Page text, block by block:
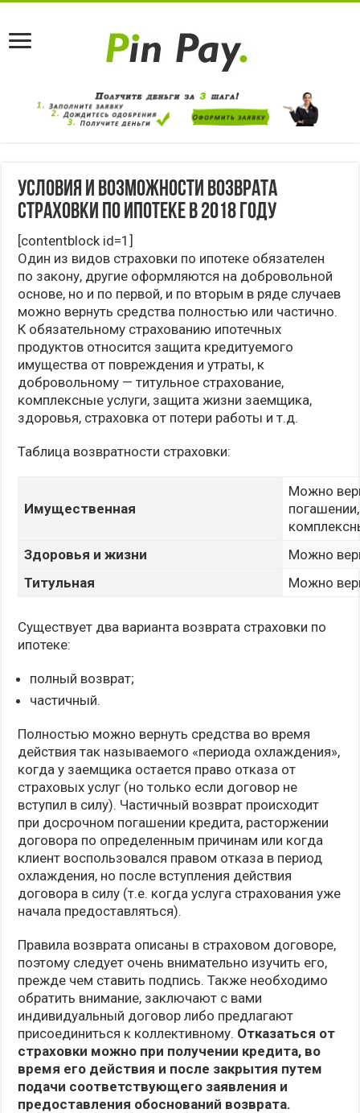
Условия и возможности возврата
страховки по ипотеке в 2018 году
[contentblock id=1]
Один из видов страховки по ипотеке обязателен
по закону, другие оформляются на добровольной
основе, но и по первой, и по вторым в ряде случаев
можно вернуть средства полностью или частично.
К обязательному страхованию ипотечных
продуктов относится защита кредитуемого
имущества от повреждения и утраты, к
добровольному — титульное страхование,
комплексные услуги, защита жизни заемщика,
здоровья, страховка от потери работы и т.д.
Таблица возвратности страховки:
Имущественная
Можно
Здоровья и жизни
Можно
Титульная
Можно
Существует два варианта возврата страховки по
ипотеке:
полный возврат;
частичный.
Полностью можно вернуть средства во время
действия так называемого «периода охлаждения»,
когда у заемщика остается право отказа от
страховых услуг (но только если договор не
вступил в силу). Частичный возврат происходит
при досрочном погашении кредита, расторжении
договора по определенным причинам или когда
клиент воспользовался правом отказа в период
охлаждения, но после вступления действия
договора в силу (т.е. когда услуга страхования уже
начала предоставляться).
Правила возврата описаны в страховом договоре,
поэтому следует очень внимательно изучить его,
прежде чем ставить подпись. Также необходимо
обратить внимание, заключают с вами
индивидуальный договор либо предлагают
присоединиться к коллективному. Отказаться от
страховки можно при получении кредита, во
время его действия и после закрытия путем
подачи соответствующего заявления и
предоставления обоснований возврата.